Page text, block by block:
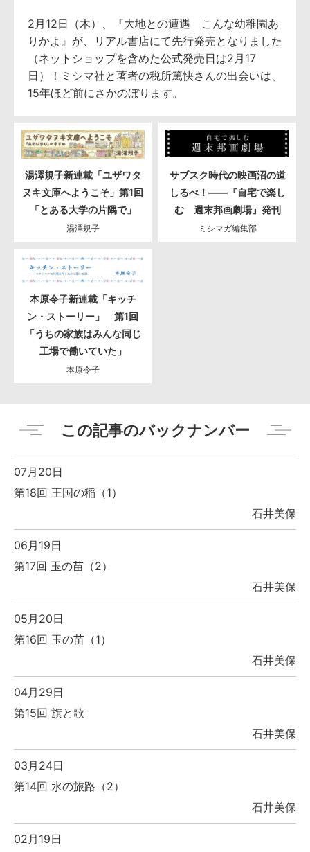
2月12日（木）、『大地との遭遇 こんな幼稚園あ
りかよ』が、リアル書店にて先行発売となりました
（ネットショップを含めた公式発売日は2月17
日）！ミシマ社と著者の税所篤快さんの出会いは、
15年ほど前にさかのぼります。
湯澤規子新連載「ユザワタ
ヌキ文庫へようこそ」第1回
「とある大学の片隅で」
湯澤規子
サブスク時代の映画沼の道
しるべ！――『自宅で楽し
む 週末邦画劇場』発刊
ミシマガ編集部
本原令子新連載「キッチ
ン・ストーリー」 第1回
「うちの家族はみんな同じ
工場で働いていた」
本原令子
この記事のバックナンバー
07月20日
第18回 王国の稲（1）
石井美保
06月19日
第17回 玉の苗（2）
石井美保
05月20日
第16回 玉の苗（1）
石井美保
04月29日
第15回 旗と歌
石井美保
03月24日
第14回 水の旅路（2）
石井美保
02月19日